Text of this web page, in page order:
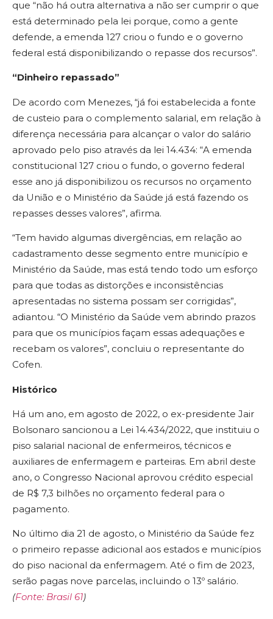
que “não há outra alternativa a não ser cumprir o que
está determinado pela lei porque, como a gente
defende, a emenda 127 criou o fundo e o governo
federal está disponibilizando o repasse dos recursos”.
“Dinheiro repassado”
De acordo com Menezes, “já foi estabelecida a fonte
de custeio para o complemento salarial, em relação à
diferença necessária para alcançar o valor do salário
aprovado pelo piso através da lei 14.434: “A emenda
constitucional 127 criou o fundo, o governo federal
esse ano já disponibilizou os recursos no orçamento
da União e o Ministério da Saúde já está fazendo os
repasses desses valores”, afirma.
“Tem havido algumas divergências, em relação ao
cadastramento desse segmento entre município e
Ministério da Saúde, mas está tendo todo um esforço
para que todas as distorções e inconsistências
apresentadas no sistema possam ser corrigidas”,
adiantou. “O Ministério da Saúde vem abrindo prazos
para que os municípios façam essas adequações e
recebam os valores”, concluiu o representante do
Cofen.
Histórico
Há um ano, em agosto de 2022, o ex-presidente Jair
Bolsonaro sancionou a Lei 14.434/2022, que instituiu o
piso salarial nacional de enfermeiros, técnicos e
auxiliares de enfermagem e parteiras. Em abril deste
ano, o Congresso Nacional aprovou crédito especial
de R$ 7,3 bilhões no orçamento federal para o
pagamento.
No último dia 21 de agosto, o Ministério da Saúde fez
o primeiro repasse adicional aos estados e municípios
do piso nacional da enfermagem. Até o fim de 2023,
serão pagas nove parcelas, incluindo o 13º salário.
(Fonte: Brasil 61)